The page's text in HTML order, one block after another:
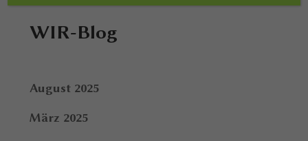
WIR-Blog
August 2025
März 2025